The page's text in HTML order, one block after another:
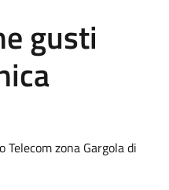
gusti
zona Gargola di